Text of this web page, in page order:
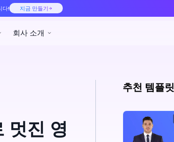
AI 영상 모델 Seedance 2.0이 출시되었습니다!
진 영
추천 템플릿